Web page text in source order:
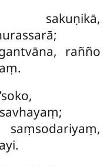
sakuṇikā,
rañño